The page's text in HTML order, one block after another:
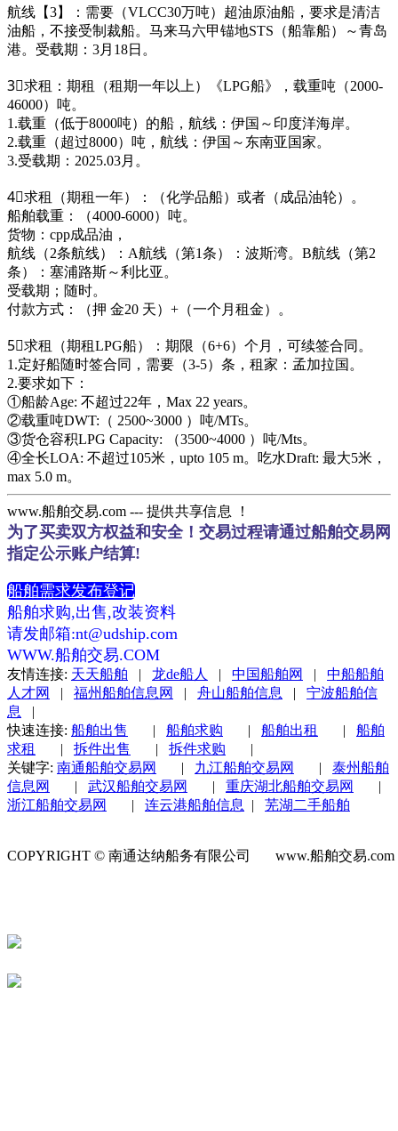
航线【3】：需要（VLCC30万吨）超油原油船，要求是清洁
油船，不接受制裁船。马来马六甲锚地STS（船靠船）～青岛
港。受载期：3月18日。
3⃣求租：期租（租期一年以上）《LPG船》，载重吨（2000-
46000）吨。
1.载重（低于8000吨）的船，航线：伊国～印度洋海岸。
2.载重（超过8000）吨，航线：伊国～东南亚国家。
3.受载期：2025.03月。
4⃣求租（期租一年）：（化学品船）或者（成品油轮）。
船舶载重：（4000-6000）吨。
货物：cpp成品油，
航线（2条航线）：A航线（第1条）：波斯湾。B航线（第2
条）：塞浦路斯～利比亚。
受载期；随时。
付款方式：（押 金20 天）+（一个月租金）。
5⃣求租（期租LPG船）：期限（6+6）个月，可续签合同。
1.定好船随时签合同，需要（3-5）条，租家：孟加拉国。
2.要求如下：
①船龄Age: 不超过22年，Max 22 years。
②载重吨DWT:（ 2500~3000 ）吨/MTs。
③货仓容积LPG Capacity: （3500~4000 ）吨/Mts。
④全长LOA: 不超过105米，upto 105 m。吃水Draft: 最大5米，
max 5.0 m。
www.船舶交易.com --- 提供共享信息 ！
为了买卖双方权益和安全！交易过程请通过船舶交易网
指定公示账户结算!
船舶需求发布登记
船舶求购,出售,改装资料
请发邮箱:nt@udship.com
WWW.船舶交易.COM
友情连接: 天天船舶 | 龙de船人 | 中国船舶网 | 中船船舶
人才网
| 福州船舶信息网 | 舟山船舶信息 | 宁波船舶信
息
|
快速连接: 船舶出售 | 船舶求购 | 船舶出租 | 船舶
求租
| 拆件出售 | 拆件求购 |
关键字: 南通船舶交易网 | 九江船舶交易网 | 泰州船舶
信息网
| 武汉船舶交易网 | 重庆湖北船舶交易网
|
浙江船舶交易网
| 连云港船舶信息 | 芜湖二手船舶
COPYRIGHT © 南通达纳船务有限公司 www.船舶交易